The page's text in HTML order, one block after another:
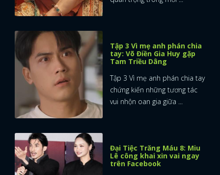
Tập 3 Vì mẹ anh phán chia
tay: Võ Điền Gia Huy gặp
Tam Triều Dâng
Tập 3 Vì mẹ anh phán chia tay
chứng kiến những tương tác
vui nhộn oan gia giữa ...
Đại Tiệc Trăng Máu 8: Miu
Lê công khai xin vai ngay
trên Facebook